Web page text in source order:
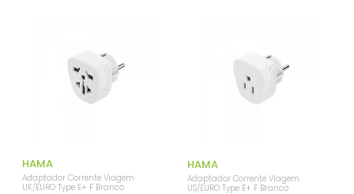
HAMA
Adaptador Corrente Viagem
UK/EURO Type E+ F Branco
HAMA
Adaptador Corrente Viagem
US/EURO Type E+ F Branco